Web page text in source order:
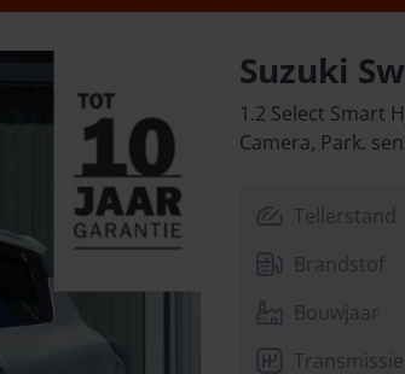
Suzuki
1.2 Select Smart
Camera, Park.
Tellerstand
Brandstof
Bouwjaar
Transmissie